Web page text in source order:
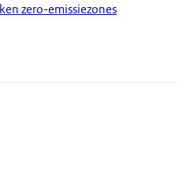
zero-emissiezones